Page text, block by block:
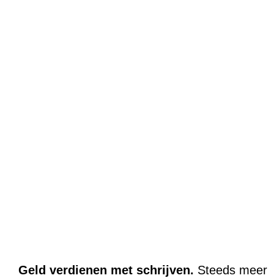
Geld verdienen met schrijven. Steeds meer